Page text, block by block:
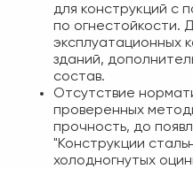
для конструкций с
по огнестойкости.
эксплуатационных
зданий,
состав.
Отсутствие
проверенных
прочность, до
"Конструкции
холодногнутых